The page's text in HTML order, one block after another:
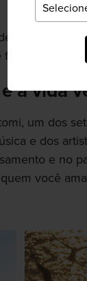
pedra - o
a vida
um dos
e dos
e no
você